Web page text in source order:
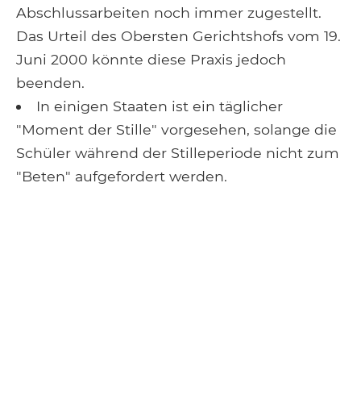
Abschlussarbeiten noch immer zugestellt.
Das Urteil des Obersten Gerichtshofs vom 19.
Juni 2000 könnte diese Praxis jedoch
beenden.
In einigen Staaten ist ein täglicher
"Moment der Stille" vorgesehen, solange die
Schüler während der Stilleperiode nicht zum
"Beten" aufgefordert werden.